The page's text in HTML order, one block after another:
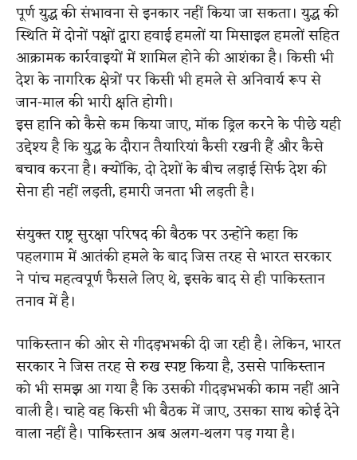
पूर्ण युद्ध की संभावना से इनकार नहीं किया जा सकता। युद्ध की
स्थिति में दोनों पक्षों द्वारा हवाई हमलों या मिसाइल हमलों सहित
आक्रामक कार्रवाइयों में शामिल होने की आशंका है। किसी भी
देश के नागरिक क्षेत्रों पर किसी भी हमले से अनिवार्य रूप से
जान-माल की भारी क्षति होगी।
इस हानि को कैसे कम किया जाए, मॉक ड्रिल करने के पीछे यही
उद्देश्य है कि युद्ध के दौरान तैयारियां कैसी रखनी हैं और कैसे
बचाव करना है। क्योंकि, दो देशों के बीच लड़ाई सिर्फ देश की
सेना ही नहीं लड़ती, हमारी जनता भी लड़ती है।
संयुक्त राष्ट्र सुरक्षा परिषद की बैठक पर उन्होंने कहा कि
पहलगाम में आतंकी हमले के बाद जिस तरह से भारत सरकार
ने पांच महत्वपूर्ण फैसले लिए थे, इसके बाद से ही पाकिस्तान
तनाव में है।
पाकिस्तान की ओर से गीदड़भभकी दी जा रही है। लेकिन, भारत
सरकार ने जिस तरह से रुख स्पष्ट किया है, उससे पाकिस्तान
को भी समझ आ गया है कि उसकी गीदड़भभकी काम नहीं आने
वाली है। चाहे वह किसी भी बैठक में जाए, उसका साथ कोई देने
वाला नहीं है। पाकिस्तान अब अलग-थलग पड़ गया है।